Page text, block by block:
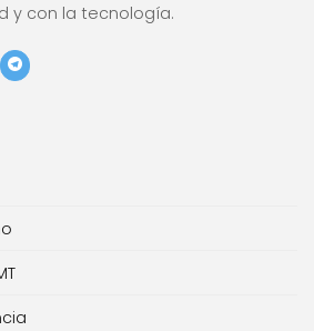
y con la tecnología.